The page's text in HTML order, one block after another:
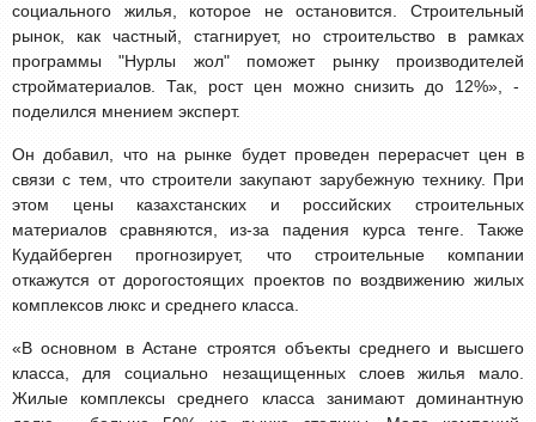
социального жилья, которое не остановится. Строительный
рынок, как частный, стагнирует, но строительство в рамках
программы "Нурлы жол" поможет рынку производителей
стройматериалов. Так, рост цен можно снизить до 12%», -
поделился мнением эксперт.
Он добавил, что на рынке будет проведен перерасчет цен в
связи с тем, что строители закупают зарубежную технику. При
этом цены казахстанских и российских строительных
материалов сравняются, из-за падения курса тенге. Также
Кудайберген прогнозирует, что строительные компании
откажутся от дорогостоящих проектов по воздвижению жилых
комплексов люкс и среднего класса.
«В основном в Астане строятся объекты среднего и высшего
класса, для социально незащищенных слоев жилья мало.
Жилые комплексы среднего класса занимают доминантную